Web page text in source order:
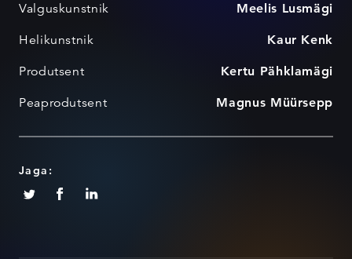
Valguskunstnik Meelis Lusmägi
Helikunstnik Kaur Kenk
Produtsent Kertu Pähklamägi
Peaprodutsent Magnus Müürsepp
Jaga: